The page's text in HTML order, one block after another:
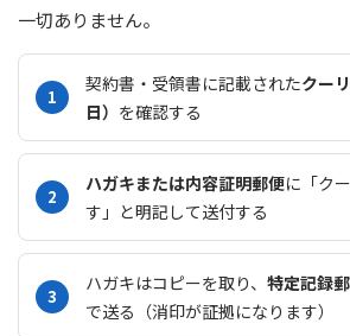
一切ありません。
契約書・受領書に記載されたクー
日） を確認する
ハガキまたは内容証明郵便に「ク
す」と明記して送付する
ハガキはコピーを取り、 特定記録
で送る（消印が証拠になります）